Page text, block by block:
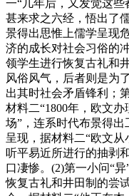
一“几年后，又发觉这
甚来求之六经，悟出了
景得出思惟上儒学呈现
济的成长对社会习俗的
领学生进行恢复古礼和
风俗风气，后者则是为
出其时社会矛盾锋利；
材料二“1800年，欧文
场”，连系时代布景得
呈现，据材料二“欧文
听平易近所进行的抽剥
口凄惨。(2)第一小问“
恢复古礼和井田制的尝